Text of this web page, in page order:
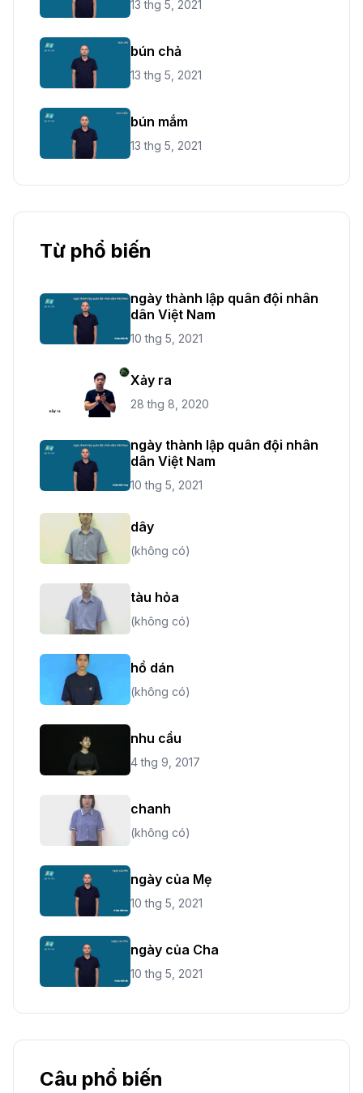
13 thg 5, 2021
bún chả
13 thg 5, 2021
bún mắm
13 thg 5, 2021
Từ phổ biến
ngày thành lập quân đội nhân
dân Việt Nam
10 thg 5, 2021
Xảy ra
28 thg 8, 2020
ngày thành lập quân đội nhân
dân Việt Nam
10 thg 5, 2021
dây
(không có)
tàu hỏa
(không có)
hồ dán
(không có)
nhu cầu
4 thg 9, 2017
chanh
(không có)
ngày của Mẹ
10 thg 5, 2021
ngày của Cha
10 thg 5, 2021
Câu phổ biến